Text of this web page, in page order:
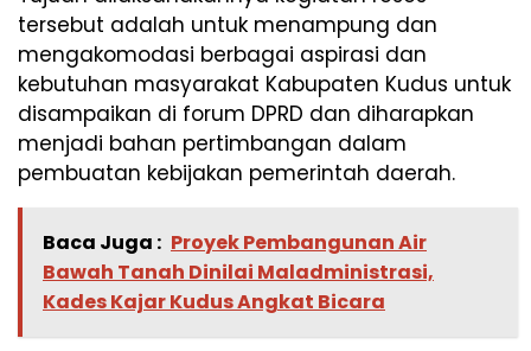
tersebut adalah untuk menampung dan
mengakomodasi berbagai aspirasi dan
kebutuhan masyarakat Kabupaten Kudus untuk
disampaikan di forum DPRD dan diharapkan
menjadi bahan pertimbangan dalam
pembuatan kebijakan pemerintah daerah.
Baca Juga : Proyek Pembangunan Air
Bawah Tanah Dinilai Maladministrasi,
Kades Kajar Kudus Angkat Bicara